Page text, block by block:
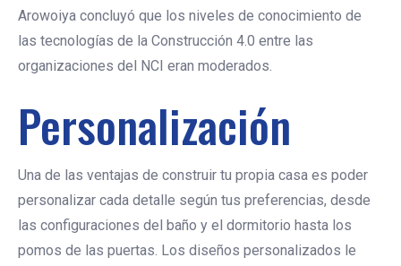
Arowoiya concluyó que los niveles de conocimiento de
las tecnologías de la Construcción 4.0 entre las
organizaciones del NCI eran moderados.
Personalización
Una de las ventajas de construir tu propia casa es poder
personalizar cada detalle según tus preferencias, desde
las configuraciones del baño y el dormitorio hasta los
pomos de las puertas. Los diseños personalizados le